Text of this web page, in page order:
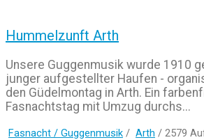
Hummelzunft Arth
Unsere Guggenmusik wurde 1910
junger aufgestellter Haufen -
den Güdelmontag in Arth. Ein
Fasnachtstag mit Umzug durchs...
Fasnacht / Guggenmusik / Arth / 2579